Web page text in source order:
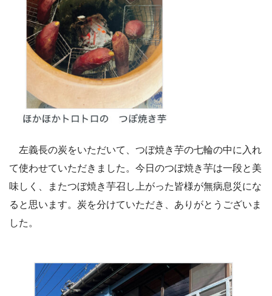
左義長の炭をいただいて、つぼ焼き芋の七輪の中に入れ
て使わせていただきました。今日のつぼ焼き芋は一段と美
味しく、またつぼ焼き芋召し上がった皆様が無病息災にな
ると思います。炭を分けていただき、ありがとうございま
した。